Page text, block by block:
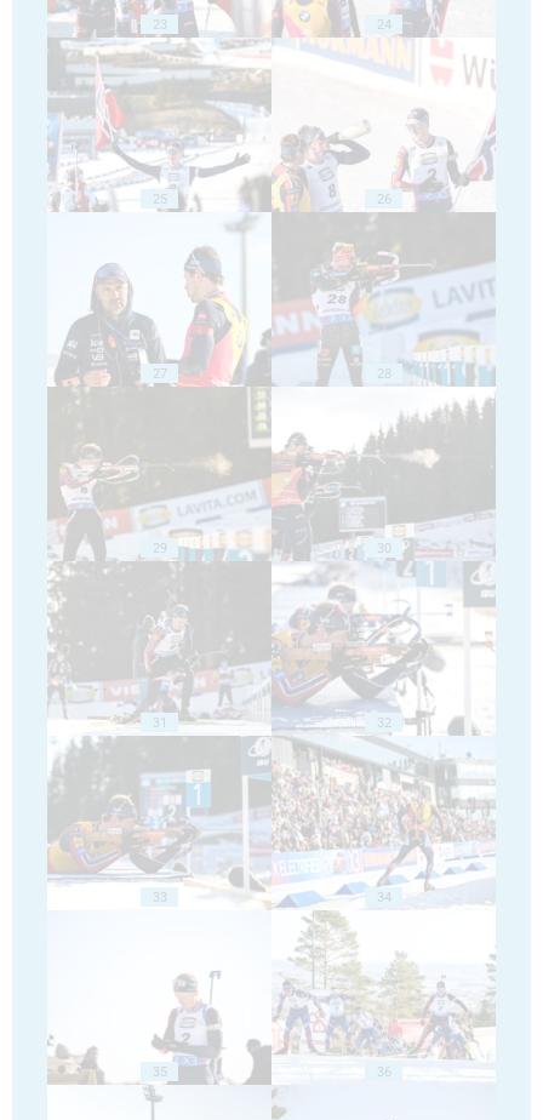
23 24
25 26
27 28
29 30
31 32
33 34
35 36